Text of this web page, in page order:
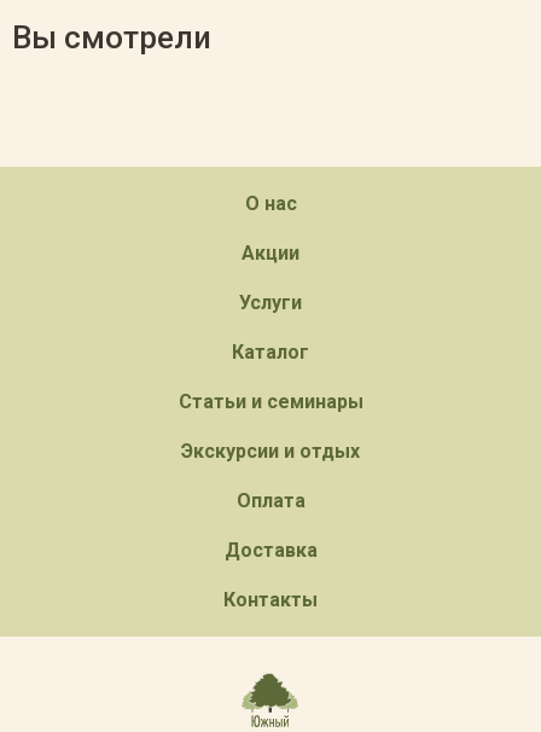
Вы смотрели
О нас
Акции
Услуги
Каталог
Статьи и семинары
Экскурсии и отдых
Оплата
Доставка
Контакты